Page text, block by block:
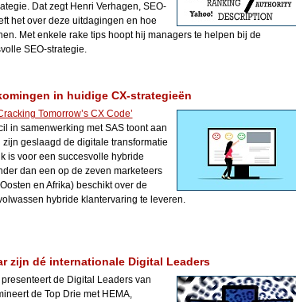
Dat zegt Henri Verhagen, SEO-
het over deze uitdagingen en hoe
Met enkele rake tips hoopt hij managers te helpen bij de
SEO-strategie.
in huidige CX-strategieën
Tomorrow’s CX Code’
in samenwerking met SAS toont aan
geslaagd de digitale transformatie
is voor een succesvolle hybride
dan een op de zeven marketeers
en Afrika) beschikt over de
hybride klantervaring te leveren.
zijn dé internationale Digital Leaders
de Digital Leaders van
de Top Drie met HEMA,